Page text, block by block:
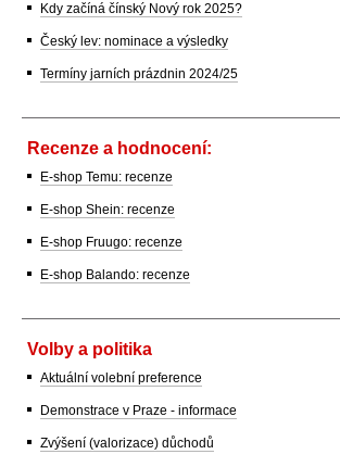
Kdy začíná čínský Nový rok 2025?
Český lev: nominace a výsledky
Termíny jarních prázdnin 2024/25
Recenze a hodnocení:
E-shop Temu: recenze
E-shop Shein: recenze
E-shop Fruugo: recenze
E-shop Balando: recenze
Volby a politika
Aktuální volební preference
Demonstrace v Praze - informace
Zvýšení (valorizace) důchodů